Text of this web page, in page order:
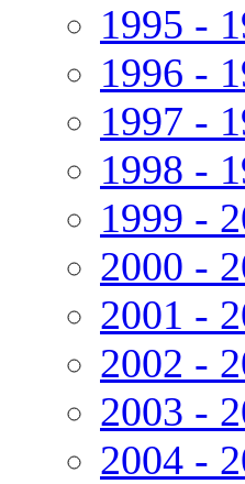
1995 -
1996 -
1997 -
1998 -
1999 -
2000 -
2001 -
2002 -
2003 -
2004 -